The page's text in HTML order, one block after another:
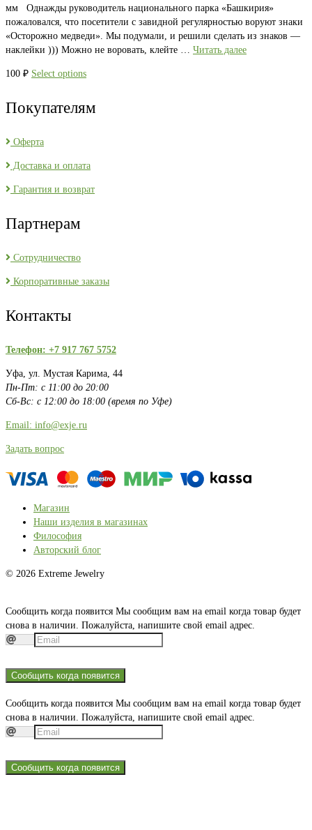
мм Однажды руководитель национального парка «Башкирия»
пожаловался, что посетители с завидной регулярностью воруют знаки
«Осторожно медведи». Мы подумали, и решили сделать из знаков —
наклейки ))) Можно не воровать, клейте … Читать далее
100 ₽ Select options
Покупателям
Оферта
Доставка и оплата
Гарантия и возврат
Партнерам
Сотрудничество
Корпоративные заказы
Контакты
Телефон: +7 917 767 5752
Уфа, ул. Мустая Карима, 44
Пн-Пт: с 11:00 до 20:00
Сб-Вс: с 12:00 до 18:00 (время по Уфе)
Email: info@exje.ru
Задать вопрос
Магазин
Наши изделия в магазинах
Философия
Авторский блог
© 2026 Extreme Jewelry
Сообщить когда появится Мы сообщим вам на email когда товар будет
снова в наличии. Пожалуйста, напишите свой email адрес.
Сообщить когда появится
Сообщить когда появится Мы сообщим вам на email когда товар будет
снова в наличии. Пожалуйста, напишите свой email адрес.
Сообщить когда появится